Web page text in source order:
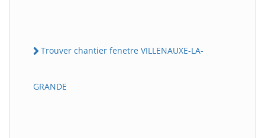
Trouver chantier fenetre VILLENAUXE-LA-
GRANDE